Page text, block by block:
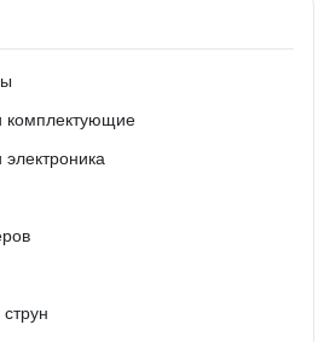
комплектующие